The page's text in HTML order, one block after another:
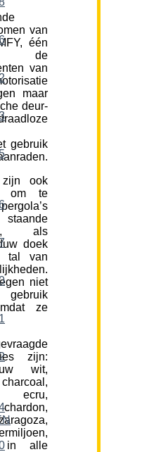
van
één
van
maar
deur-
gebruik
ook
om te
als
doek
tal van
niet
gebruik
ze
zijn:
wit,
ecru,
in alle